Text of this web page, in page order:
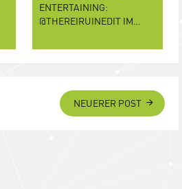
ENTERTAINING:
@THEREIRUINEDIT IM…
NEUERER POST